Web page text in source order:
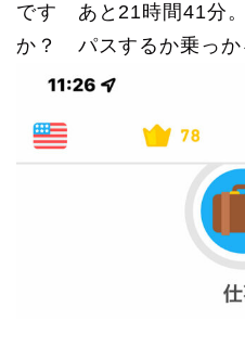
です あと21時間41分
か？ パスするか乗っか